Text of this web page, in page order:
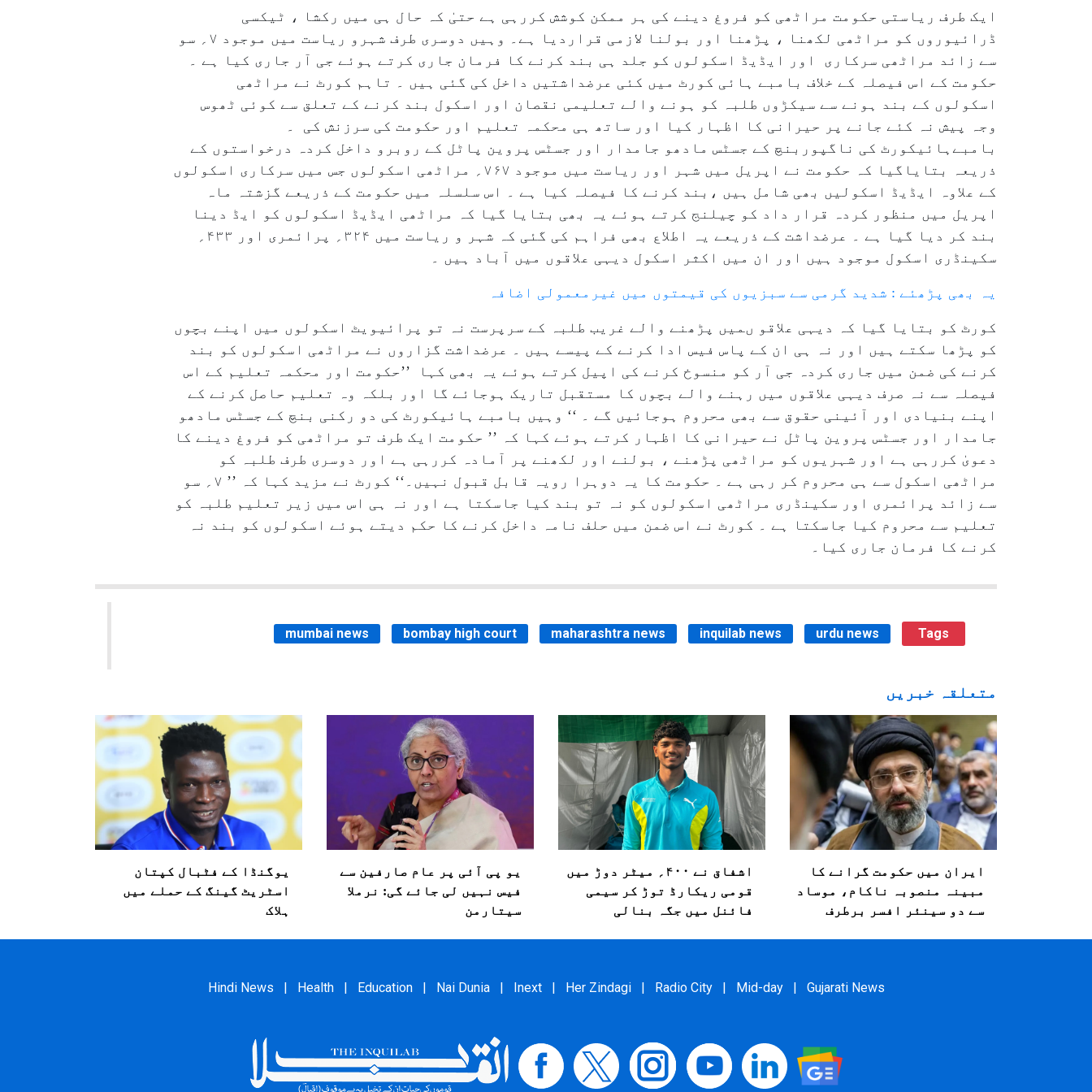
ایک طرف ریاستی حکومت مراٹھی کو فروغ دینے کی ہر ممکن کوشش کررہی ہے حتیٰ کہ حال ہی میں رکشا ، ٹیکسی
ڈرائیوروں کو مراٹھی لکھنا ، پڑھنا اور بولنا لازمی قراردیا ہے۔ وہیں دوسری طرف شہرو ریاست میں موجود ۷؍ سو
سے زائد مراٹھی سرکاری اور ایڈیڈ اسکولوں کو جلد ہی بند کرنے کا فرمان جاری کرتے ہوئے جی آر جاری کیا ہے ۔
حکومت کے اس فیصلہ کے خلاف بامبے ہائی کورٹ میں کئی عرضداشتیں داخل کی گئی ہیں ۔ تاہم کورٹ نے مراٹھی
اسکولوں کے بند ہونے سے سیکڑوں طلبہ کو ہونے والے تعلیمی نقصان اور اسکول بند کرنے کے تعلق سے کوئی ٹھوس
وجہ پیش نہ کئے جانے پر حیرانی کا اظہار کیا اور ساتھ ہی محکمہ تعلیم اور حکومت کی سرزنش کی ۔
بامبےہائیکورٹ کی ناگپوربنچ کے جسٹس مادھو جامدار اور جسٹس پروین پاٹل کے روبرو داخل کردہ درخواستوں کے
ذریعہ بتایاگیا کہ حکومت نے اپریل میں شہر اور ریاست میں موجود ۷۶۷؍ مراٹھی اسکولوں جس میں سرکاری اسکولوں
کے علاوہ ایڈیڈ اسکولیں بھی شامل ہیں ،بند کرنے کا فیصلہ کیا ہے ۔ اس سلسلہ میں حکومت کے ذریعے گزشتہ ماہ
اپریل میں منظور کردہ قرار داد کو چیلنج کرتے ہوئے یہ بھی بتایا گیا کہ مراٹھی ایڈیڈ اسکولوں کو ایڈ دینا
بند کر دیا گیا ہے ۔ عرضداشت کے ذریعے یہ اطلاع بھی فراہم کی گئی کہ شہر و ریاست میں ۳۲۴؍ پرائمری اور ۴۳۳؍
سکینڈری اسکول موجود ہیں اور ان میں اکثر اسکول دیہی علاقوں میں آباد ہیں ۔
یہ بھی پڑھئے : شدید گرمی سے سبزیوں کی قیمتوں میں غیرمعمولی اضافہ
کورٹ کو بتایا گیا کہ دیہی علاقو ںمیں پڑھنے والے غریب طلبہ کے سرپرست نہ تو پرائیویٹ اسکولوں میں اپنے بچوں
کو پڑھا سکتے ہیں اور نہ ہی ان کے پاس فیس ادا کرنے کے پیسے ہیں ۔ عرضداشت گزاروں نے مراٹھی اسکولوں کو بند
کرنے کی ضمن میں جاری کردہ جی آر کو منسوخ کرنے کی اپیل کرتے ہوئے یہ بھی کہا ’’حکومت اور محکمہ تعلیم کے اس
فیصلہ سے نہ صرف دیہی علاقوں میں رہنے والے بچوں کا مستقبل تاریک ہوجائے گا اور بلکہ وہ تعلیم حاصل کرنے کے
اپنے بنیادی اور آئینی حقوق سے بھی محروم ہوجائیں گے ۔ ‘‘ وہیں بامبے ہائیکورٹ کی دو رکنی بنچ کے جسٹس مادھو
جامدار اور جسٹس پروین پاٹل نے حیرانی کا اظہار کرتے ہوئے کہا کہ ’’ حکومت ایک طرف تو مراٹھی کو فروغ دینے کا
دعویٰ کررہی ہے اور شہریوں کو مراٹھی پڑھنے ، بولنے اور لکھنے پر آمادہ کررہی ہے اور دوسری طرف طلبہ کو
مراٹھی اسکول سے ہی محروم کر رہی ہے ۔ حکومت کا یہ دوہرا رویہ قابل قبول نہیں۔‘‘ کورٹ نے مزید کہا کہ ’’ ۷؍ سو
سے زائد پرائمری اور سکینڈری مراٹھی اسکولوں کو نہ تو بند کیا جاسکتا ہے اور نہ ہی اس میں زیر تعلیم طلبہ کو
تعلیم سے محروم کیا جاسکتا ہے ۔ کورٹ نے اس ضمن میں حلف نامہ داخل کرنے کا حکم دیتے ہوئے اسکولوں کو بند نہ
کرنے کا فرمان جاری کیا۔
mumbai news bombay high court maharashtra news inquilab news urdu news Tags
متعلقہ خبریں
ایران میں حکومت گرانے کا
مبینہ منصوبہ ناکام، موساد
سے دو سینئر افسر برطرف
اشفاق نے ۴۰۰؍ میٹر دوڑ میں
قومی ریکارڈ توڑ کر سیمی
فائنل میں جگہ بنالی
یو پی آئی پر عام صارفین سے
فیس نہیں لی جائے گی: نرملا
سیتارمن
یوگنڈا کے فٹبال کپتان
اسٹریٹ گینگ کے حملے میں
ہلاک
Hindi News | Health | Education | Nai Dunia | Inext | Her Zindagi | Radio City | Mid-day | Gujarati News